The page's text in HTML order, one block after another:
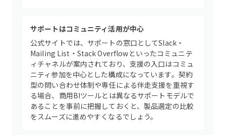
サポートはコミュニティ活用が中心
公式サイトでは、サポートの窓口としてSlack・
Mailing List・Stack Overflowといったコミュニテ
ィチャネルが案内されており、支援の入口はコミュ
ニティ参加を中心とした構成になっています。契約
型の問い合わせ体制や専任による伴走支援を重視す
る場合、商用BIツールとは異なるサポートモデルで
あることを事前に把握しておくと、製品選定の比較
をスムーズに進めやすくなるでしょう。